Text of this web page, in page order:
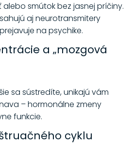
smútok bez jasnej príčiny.
aj neurotransmitery
na psychike.
a „mozgová
sa sústredíte, unikajú vám
– hormonálne zmeny
funkcie.
cyklu